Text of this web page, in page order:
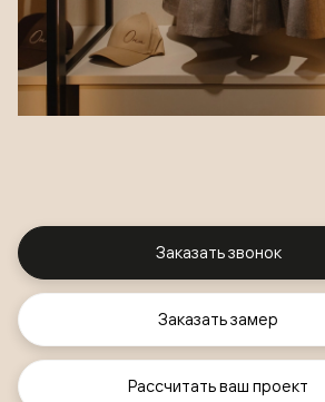
Заказать звонок
Заказать замер
Рассчитать ваш проект